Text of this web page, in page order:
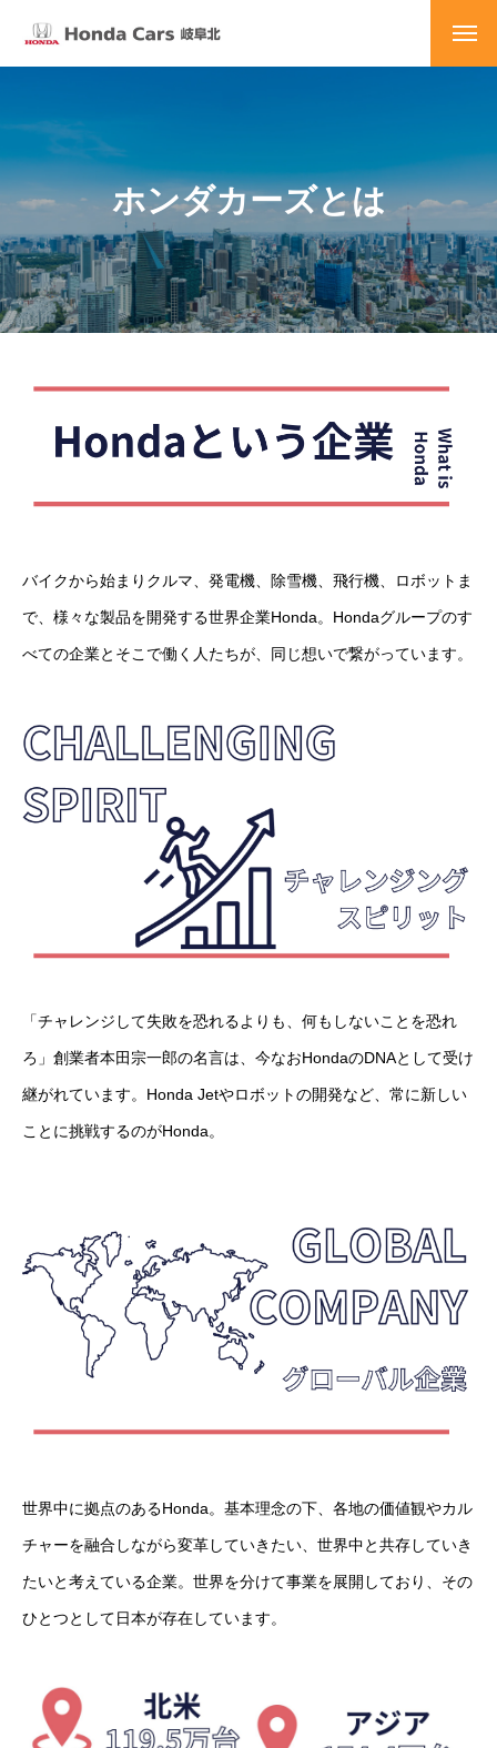
人を知る
採用情報
ホンダカーズとは
バイクから始まりクルマ、発電機、除雪機、飛行機、ロボットま
で、様々な製品を開発する世界企業Honda。Hondaグループのす
べての企業とそこで働く人たちが、同じ想いで繋がっています。
「チャレンジして失敗を恐れるよりも、何もしないことを恐れ
ろ」創業者本田宗一郎の名言は、今なおHondaのDNAとして受け
継がれています。Honda Jetやロボットの開発など、常に新しい
ことに挑戦するのがHonda。
世界中に拠点のあるHonda。基本理念の下、各地の価値観やカル
チャーを融合しながら変革していきたい、世界中と共存していき
たいと考えている企業。世界を分けて事業を展開しており、その
ひとつとして日本が存在しています。